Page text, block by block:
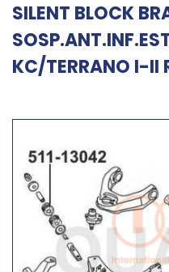
SILENT BLOCK
KC/TERRANO I-II